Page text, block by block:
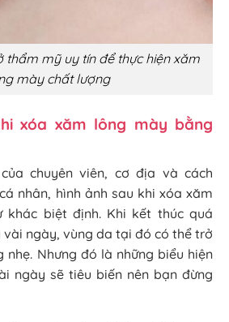
thẩm mỹ uy tín để thực hiện xăm
mày chất lượng
xóa xăm lông mày bằng
chuyên viên, cơ địa và cách
nhân, hình ảnh sau khi xóa xăm
khác biệt định. Khi kết thúc quá
ngày, vùng da tại đó có thể trở
nhẹ. Nhưng đó là những biểu hiện
ngày sẽ tiêu biến nên bạn đừng